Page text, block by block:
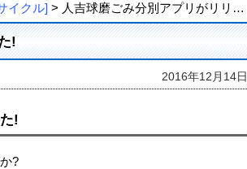
イクル] > 人吉球磨ごみ分別アプリがリリースされました!
!
2016年12月14日
!
?